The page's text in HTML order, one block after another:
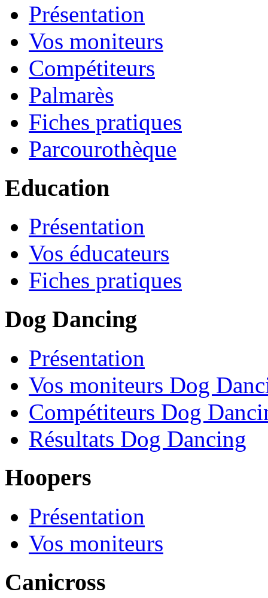
Présentation
Vos moniteurs
Compétiteurs
Palmarès
Fiches pratiques
Parcourothèque
Education
Présentation
Vos éducateurs
Fiches pratiques
Dog Dancing
Présentation
Vos moniteurs Dog
Compétiteurs Dog
Résultats Dog Dancing
Hoopers
Présentation
Vos moniteurs
Canicross